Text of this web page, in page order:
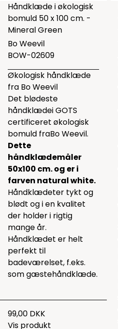
Håndklæde i økologisk
bomuld 50 x 100 cm. -
Mineral Green
Bo Weevil
BOW-02609
Økologisk håndklæde
fra Bo Weevil
Det blødeste
håndklædei GOTS
certificeret økologisk
bomuld fraBo Weevil.
Dette
håndklædemåler
50x100 cm. og er i
farven natural white.
Håndklædeter tykt og
blødt og i en kvalitet
der holder i rigtig
mange år.
Håndklædet er helt
perfekt til
badeværelset, f.eks.
som gæstehåndklæde.
99,00 DKK
Vis produkt